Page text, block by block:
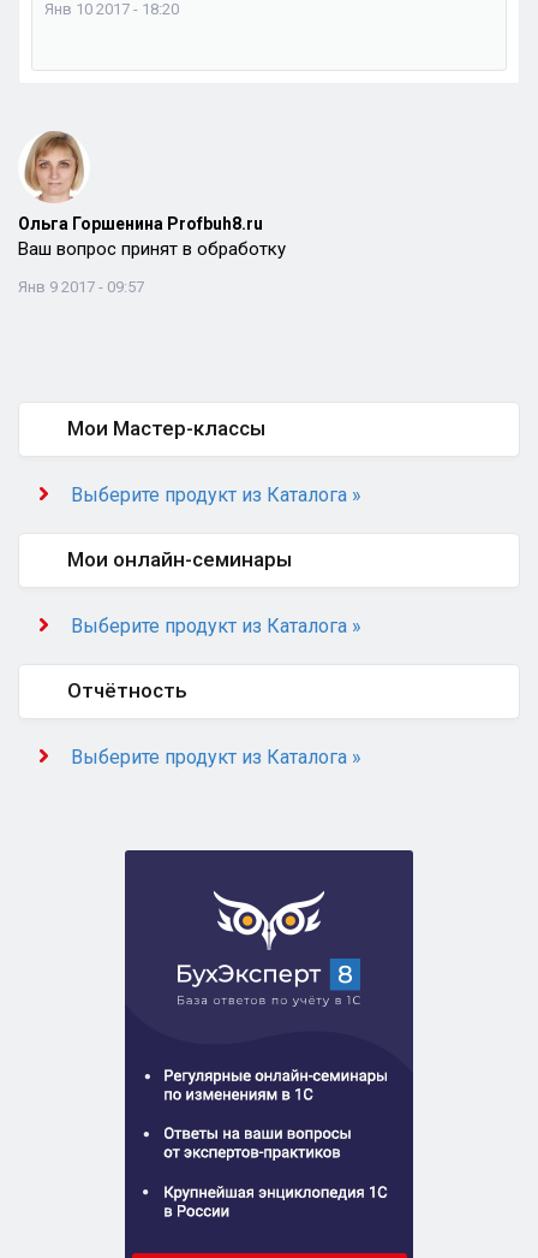
Янв 10 2017 - 18:20
Ольга Горшенина Profbuh8.ru
Ваш вопрос принят в обработку
Янв 9 2017 - 09:57
Мои Мастер-классы
Выберите продукт из Каталога »
Мои онлайн-семинары
Выберите продукт из Каталога »
Отчётность
Выберите продукт из Каталога »